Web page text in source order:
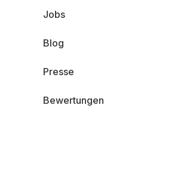
Jobs
Blog
Presse
Bewertungen